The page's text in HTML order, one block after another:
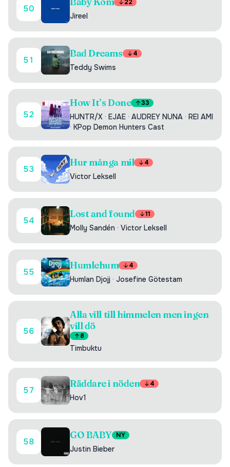
50
22
Jireel
51
Bad Dreams 4
Teddy Swims
52
How It’s Done 33
HUNTR/X · EJAE · AUDREY NUNA · REI AMI
· KPop Demon Hunters Cast
53
Hur många mil 4
Victor Leksell
54
Lost and found 11
Molly Sandén · Victor Leksell
55
Humlehum 4
Humlan Djojj · Josefine Götestam
56
Alla vill till himmelen men ingen
vill dö
8
Timbuktu
57
Räddare i nöden 4
Hov1
58
GO BABY NY
Justin Bieber